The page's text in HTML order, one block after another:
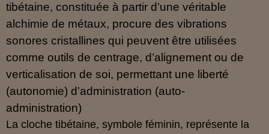
tibétaine, constituée à partir d’une véritable
alchimie de métaux, procure des vibrations
sonores cristallines qui peuvent être utilisées
comme outils de centrage, d’alignement ou de
verticalisation de soi, permettant une liberté
(autonomie) d’administration (auto-
administration)
La cloche tibétaine, symbole féminin, représente la